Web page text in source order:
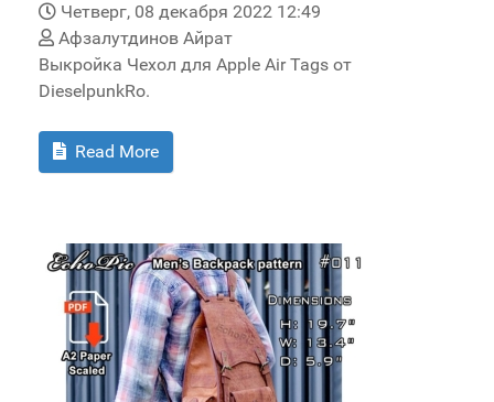
Четверг, 08 декабря 2022 12:49
Афзалутдинов Айрат
Выкройка Чехол для Apple Air Tags от
DieselpunkRo.
Read More